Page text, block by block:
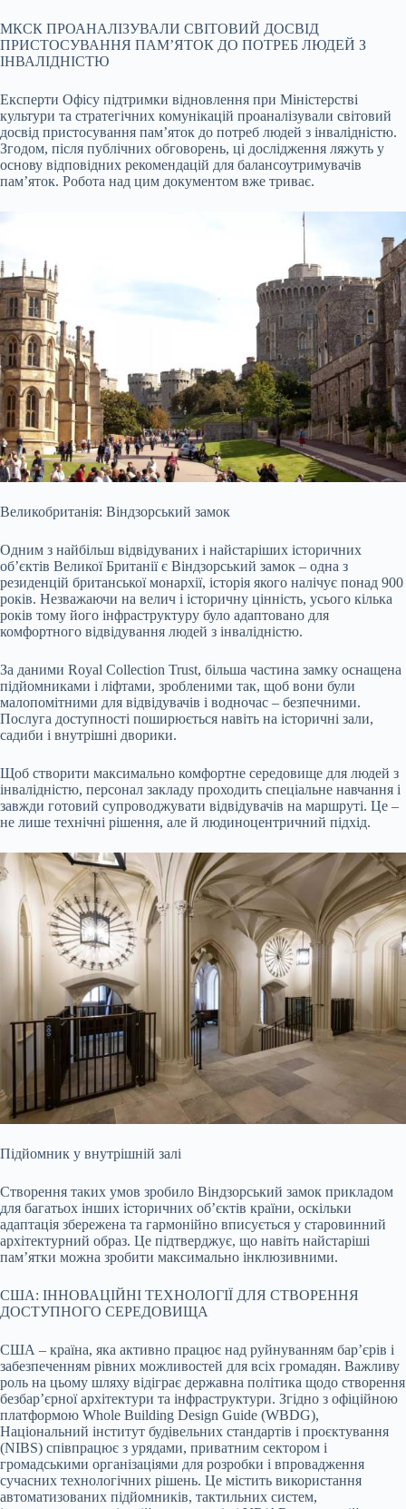
МКСК ПРОАНАЛІЗУВАЛИ СВІТОВИЙ ДОСВІД
ПРИСТОСУВАННЯ ПАМ’ЯТОК ДО ПОТРЕБ ЛЮДЕЙ З
ІНВАЛІДНІСТЮ
Експерти Офісу підтримки відновлення при Міністерстві
культури та стратегічних комунікацій проаналізували світовий
досвід пристосування пам’яток до потреб людей з інвалідністю.
Згодом, після публічних обговорень, ці дослідження ляжуть у
основу відповідних рекомендацій для балансоутримувачів
пам’яток. Робота над цим документом вже триває.
Великобританія: Віндзорський замок
Одним з найбільш відвідуваних і найстаріших історичних
об’єктів Великої Британії є Віндзорський замок – одна з
резиденцій британської монархії, історія якого налічує понад 900
років. Незважаючи на велич і історичну цінність, усього кілька
років тому його інфраструктуру було адаптовано для
комфортного відвідування людей з інвалідністю.
За даними Royal Collection Trust, більша частина замку оснащена
підйомниками і ліфтами, зробленими так, щоб вони були
малопомітними для відвідувачів і водночас – безпечними.
Послуга доступності поширюється навіть на історичні зали,
садиби і внутрішні дворики.
Щоб створити максимально комфортне середовище для людей з
інвалідністю, персонал закладу проходить спеціальне навчання і
завжди готовий супроводжувати відвідувачів на маршруті. Це –
не лише технічні рішення, але й людиноцентричний підхід.
Підйомник у внутрішній залі
Створення таких умов зробило Віндзорський замок прикладом
для багатьох інших історичних об’єктів країни, оскільки
адаптація збережена та гармонійно вписується у старовинний
архітектурний образ. Це підтверджує, що навіть найстаріші
пам’ятки можна зробити максимально інклюзивними.
США: ІННОВАЦІЙНІ ТЕХНОЛОГІЇ ДЛЯ СТВОРЕННЯ
ДОСТУПНОГО СЕРЕДОВИЩА
США – країна, яка активно працює над руйнуванням бар’єрів і
забезпеченням рівних можливостей для всіх громадян. Важливу
роль на цьому шляху відіграє державна політика щодо створення
безбар’єрної архітектури та інфраструктури. Згідно з офіційною
платформою Whole Building Design Guide (WBDG),
Національний інститут будівельних стандартів і проєктування
(NIBS) співпрацює з урядами, приватним сектором і
громадськими організаціями для розробки і впровадження
сучасних технологічних рішень. Це містить використання
автоматизованих підйомників, тактильних систем,